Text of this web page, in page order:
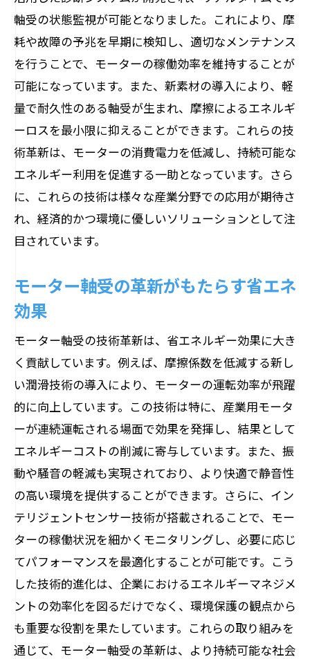
軸受の状態監視が可能となりました。これにより、摩
耗や故障の予兆を早期に検知し、適切なメンテナンス
を行うことで、モーターの稼働効率を維持することが
可能になっています。また、新素材の導入により、軽
量で耐久性のある軸受が生まれ、摩擦によるエネルギ
ーロスを最小限に抑えることができます。これらの技
術革新は、モーターの消費電力を低減し、持続可能な
エネルギー利用を促進する一助となっています。さら
に、これらの技術は様々な産業分野での応用が期待さ
れ、経済的かつ環境に優しいソリューションとして注
目されています。
モーター軸受の革新がもたらす省エネ
効果
モーター軸受の技術革新は、省エネルギー効果に大き
く貢献しています。例えば、摩擦係数を低減する新し
い潤滑技術の導入により、モーターの運転効率が飛躍
的に向上しています。この技術は特に、産業用モータ
ーが連続運転される場面で効果を発揮し、結果として
エネルギーコストの削減に寄与しています。また、振
動や騒音の軽減も実現されており、より快適で静音性
の高い環境を提供することができます。さらに、イン
テリジェントセンサー技術が搭載されることで、モー
ターの稼働状況を細かくモニタリングし、必要に応じ
てパフォーマンスを最適化することが可能です。こう
した技術的進化は、企業におけるエネルギーマネジメ
ントの効率化を図るだけでなく、環境保護の観点から
も重要な役割を果たしています。これらの取り組みを
通じて、モーター軸受の革新は、より持続可能な社会